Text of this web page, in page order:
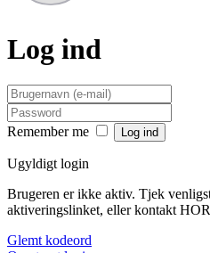
Log ind
Remember me
Ugyldigt login
Brugeren er ikke aktiv. Tjek
aktiveringslinket, eller kontakt
Glemt kodeord